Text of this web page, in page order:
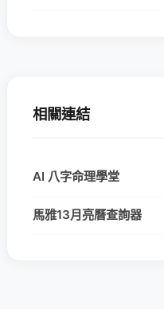
相關連結
AI 八字命理學堂
馬雅13月亮曆查詢器